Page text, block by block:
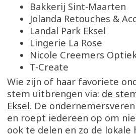
Bakkerij Sint-Maarten
Jolanda Retouches &
Landal Park Eksel
Lingerie La Rose
Nicole Creemers
T-Create
Wie zijn of haar favoriete
stem uitbrengen via: de
Eksel. De
en roept iedereen op om
ook te delen en zo de